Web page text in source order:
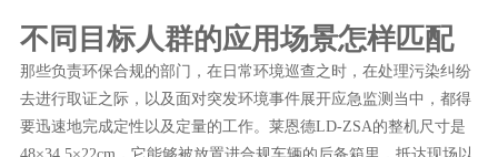
不同目标人群的应用场景怎样匹配
那些负责环保合规的部门，在日常环境巡查之时，在处理污染纠纷
去进行取证之际，以及面对突发环境事件展开应急监测当中，都得
要迅速地完成定性以及定量的工作。莱恩德LD-ZSA的整机尺寸是